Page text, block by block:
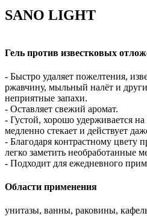
SANO LIGHT
Гель против известковых
- Быстро удаляет пожелтения,
ржавчину, мыльный налёт и
неприятные запахи.
- Оставляет свежий аромат.
- Густой, хорошо удерживается
медленно стекает и действует
- Благодаря контрастному цвету
легко заметить необработанные
- Подходит для ежедневного
Области применения
унитазы, ванны, раковины,